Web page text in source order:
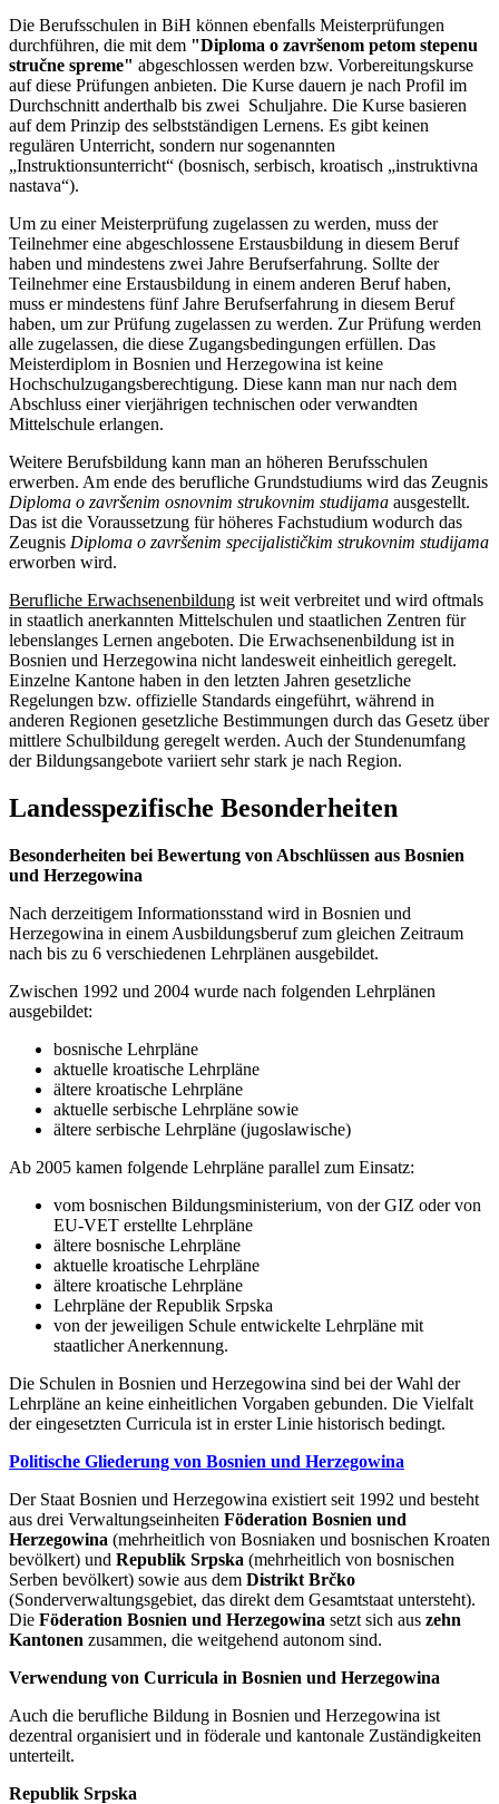
Die Berufsschulen in BiH können ebenfalls Meisterprüfungen
durchführen, die mit dem "Diploma o završenom petom stepenu
stručne spreme" abgeschlossen werden bzw. Vorbereitungskurse
auf diese Prüfungen anbieten. Die Kurse dauern je nach Profil im
Durchschnitt anderthalb bis zwei Schuljahre. Die Kurse basieren
auf dem Prinzip des selbstständigen Lernens. Es gibt keinen
regulären Unterricht, sondern nur sogenannten
„Instruktionsunterricht“ (bosnisch, serbisch, kroatisch „instruktivna
nastava“).
Um zu einer Meisterprüfung zugelassen zu werden, muss der
Teilnehmer eine abgeschlossene Erstausbildung in diesem Beruf
haben und mindestens zwei Jahre Berufserfahrung. Sollte der
Teilnehmer eine Erstausbildung in einem anderen Beruf haben,
muss er mindestens fünf Jahre Berufserfahrung in diesem Beruf
haben, um zur Prüfung zugelassen zu werden. Zur Prüfung werden
alle zugelassen, die diese Zugangsbedingungen erfüllen. Das
Meisterdiplom in Bosnien und Herzegowina ist keine
Hochschulzugangsberechtigung. Diese kann man nur nach dem
Abschluss einer vierjährigen technischen oder verwandten
Mittelschule erlangen.
Weitere Berufsbildung kann man an höheren Berufsschulen
erwerben. Am ende des berufliche Grundstudiums wird das Zeugnis
Diploma o završenim osnovnim strukovnim studijama ausgestellt.
Das ist die Voraussetzung für höheres Fachstudium wodurch das
Zeugnis Diploma o završenim specijalističkim strukovnim studijama
erworben wird.
Berufliche Erwachsenenbildung ist weit verbreitet und wird oftmals
in staatlich anerkannten Mittelschulen und staatlichen Zentren für
lebenslanges Lernen angeboten. Die Erwachsenenbildung ist in
Bosnien und Herzegowina nicht landesweit einheitlich geregelt.
Einzelne Kantone haben in den letzten Jahren gesetzliche
Regelungen bzw. offizielle Standards eingeführt, während in
anderen Regionen gesetzliche Bestimmungen durch das Gesetz über
mittlere Schulbildung geregelt werden. Auch der Stundenumfang
der Bildungsangebote variiert sehr stark je nach Region.
Landesspezifische Besonderheiten
Besonderheiten bei Bewertung von Abschlüssen aus Bosnien
und Herzegowina
Nach derzeitigem Informationsstand wird in Bosnien und
Herzegowina in einem Ausbildungsberuf zum gleichen Zeitraum
nach bis zu 6 verschiedenen Lehrplänen ausgebildet.
Zwischen 1992 und 2004 wurde nach folgenden Lehrplänen
ausgebildet:
bosnische Lehrpläne
aktuelle kroatische Lehrpläne
ältere kroatische Lehrpläne
aktuelle serbische Lehrpläne sowie
ältere serbische Lehrpläne (jugoslawische)
Ab 2005 kamen folgende Lehrpläne parallel zum Einsatz:
vom bosnischen Bildungsministerium, von der GIZ oder von
EU-VET erstellte Lehrpläne
ältere bosnische Lehrpläne
aktuelle kroatische Lehrpläne
ältere kroatische Lehrpläne
Lehrpläne der Republik Srpska
von der jeweiligen Schule entwickelte Lehrpläne mit
staatlicher Anerkennung.
Die Schulen in Bosnien und Herzegowina sind bei der Wahl der
Lehrpläne an keine einheitlichen Vorgaben gebunden. Die Vielfalt
der eingesetzten Curricula ist in erster Linie historisch bedingt.
Politische Gliederung von Bosnien und Herzegowina
Der Staat Bosnien und Herzegowina existiert seit 1992 und besteht
aus drei Verwaltungseinheiten Föderation Bosnien und
Herzegowina (mehrheitlich von Bosniaken und bosnischen Kroaten
bevölkert) und Republik Srpska (mehrheitlich von bosnischen
Serben bevölkert) sowie aus dem Distrikt Brčko
(Sonderverwaltungsgebiet, das direkt dem Gesamtstaat untersteht).
Die Föderation Bosnien und Herzegowina setzt sich aus zehn
Kantonen zusammen, die weitgehend autonom sind.
Verwendung von Curricula in Bosnien und Herzegowina
Auch die berufliche Bildung in Bosnien und Herzegowina ist
dezentral organisiert und in föderale und kantonale Zuständigkeiten
unterteilt.
Republik Srpska